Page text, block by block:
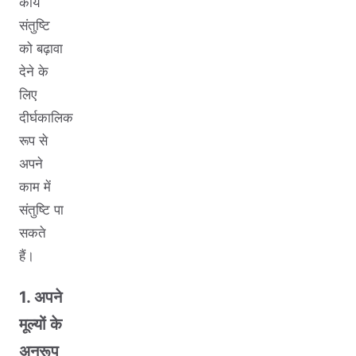
संतुष्टि
को बढ़ावा
देने के
लिए
दीर्घकालिक
रूप से
अपने
काम में
संतुष्टि पा
सकते
हैं।
1. अपने
मूल्यों के
अनुरूप